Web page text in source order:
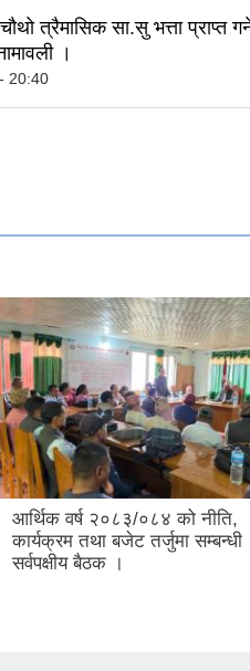
त्रैमासिक सा.सु भत्ता प्राप्त
।
20:40
आर्थिक वर्ष २०८३/०८४ को नीति,
कार्यक्रम तथा बजेट तर्जुमा सम्बन्धी
सर्वपक्षीय बैठक ।